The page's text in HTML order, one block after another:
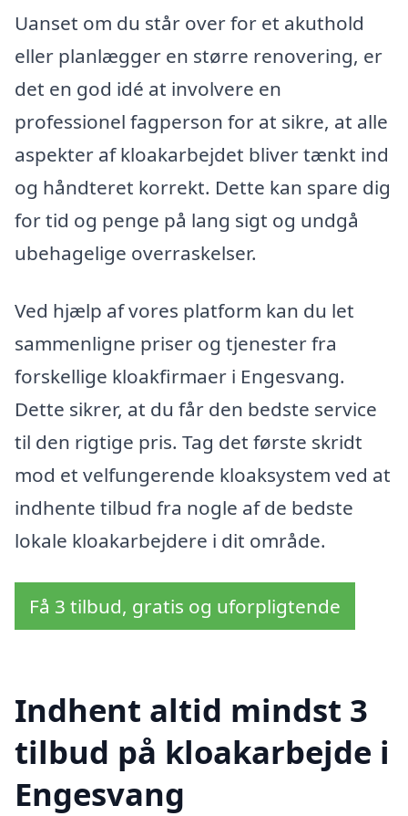
Uanset om du står over for et akuthold
eller planlægger en større renovering, er
det en god idé at involvere en
professionel fagperson for at sikre, at alle
aspekter af kloakarbejdet bliver tænkt ind
og håndteret korrekt. Dette kan spare dig
for tid og penge på lang sigt og undgå
ubehagelige overraskelser.
Ved hjælp af vores platform kan du let
sammenligne priser og tjenester fra
forskellige kloakfirmaer i Engesvang.
Dette sikrer, at du får den bedste service
til den rigtige pris. Tag det første skridt
mod et velfungerende kloaksystem ved at
indhente tilbud fra nogle af de bedste
lokale kloakarbejdere i dit område.
Få 3 tilbud, gratis og uforpligtende
Indhent altid mindst 3
tilbud på kloakarbejde i
Engesvang